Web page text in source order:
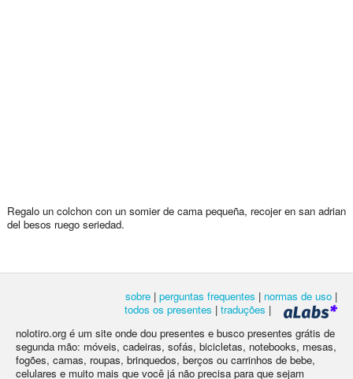
Regalo un colchon con un somier de cama pequeña, recojer en san adrian
del besos ruego seriedad.
sobre | perguntas frequentes | normas de uso |
todos os presentes | traduções |
nolotiro.org é um site onde dou presentes e busco presentes grátis de
segunda mão: móveis, cadeiras, sofás, bicicletas, notebooks, mesas,
fogões, camas, roupas, brinquedos, berços ou carrinhos de bebe,
celulares e muito mais que você já não precisa para que sejam